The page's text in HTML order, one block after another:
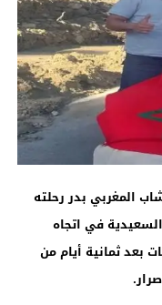
المغربي بدر رحلته
في اتجاه
بعد ثمانية أيام من
.